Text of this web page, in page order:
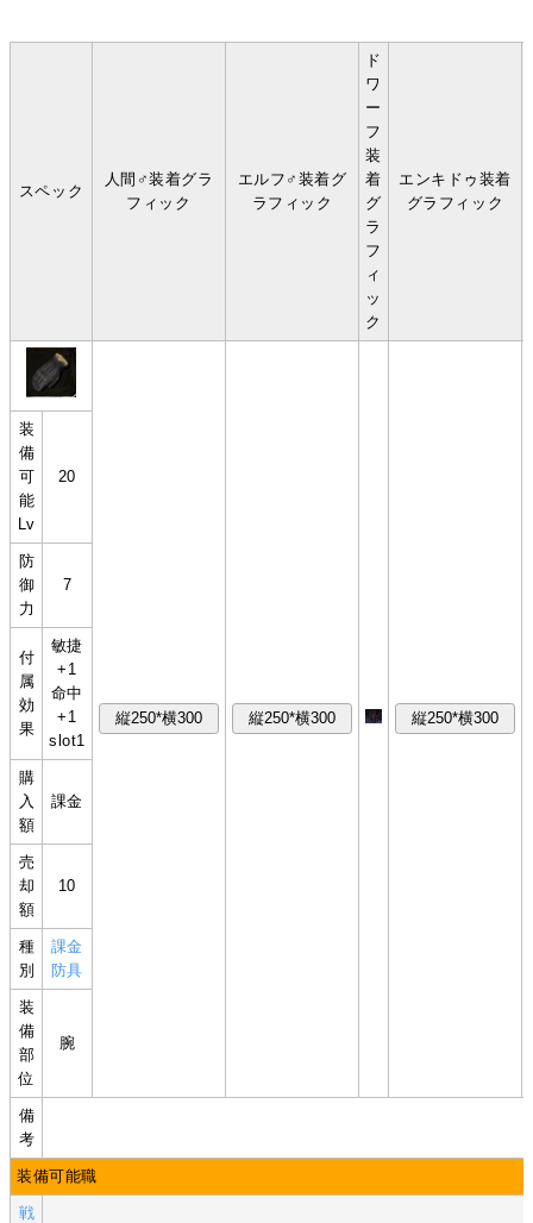
スペック
人間♂装着グラ
フィック
エルフ♂装着グ
ラフィック
ド
ワ
ー
フ
装
着
グ
ラ
フ
ィ
ッ
ク
エンキドゥ装着
グラフィック
装
備
可
能
Lv
20
防
御
力
7
付
属
効
果
敏捷
+1
命中
+1
slot1
購
入
額
課金
売
却
額
10
種
別
課金
防具
装
備
部
位
腕
備
考
装備可能職
戦